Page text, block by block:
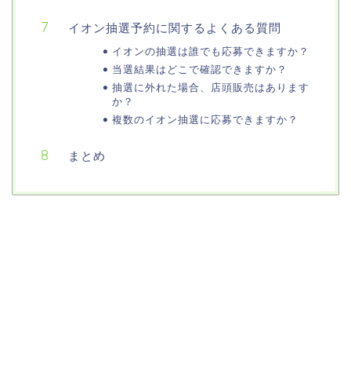
イオン抽選予約に関するよくある質問
イオンの抽選は誰でも応募できますか？
当選結果はどこで確認できますか？
抽選に外れた場合、店頭販売はあります
か？
複数のイオン抽選に応募できますか？
まとめ